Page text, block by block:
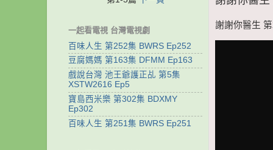
謝謝你醫生
一起看電視 台灣電視劇
百味人生 第252集 BWRS Ep252
豆腐媽媽 第163集 DFMM Ep163
戲說台灣 池王爺護正乩 第5集
XSTW2616 Ep5
寶島西米樂 第302集 BDXMY
Ep302
百味人生 第251集 BWRS Ep251